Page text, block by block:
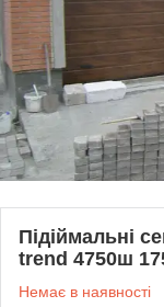
Підіймальні
trend 4750ш
Немає в наявності